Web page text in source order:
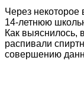
Через некоторое
14-летнюю
Как выяснилось,
распивали
совершению